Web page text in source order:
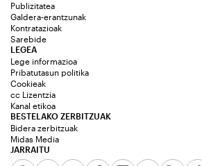
Publizitatea
Galdera-erantzunak
Kontratazioak
Sarebide
JARRAITU
LEGEA
Lege informazioa
Pribatutasun politika
Cookieak
cc Lizentzia
Kanal etikoa
BESTELAKO ZERBITZUAK
Bidera zerbitzuak
Midas Media